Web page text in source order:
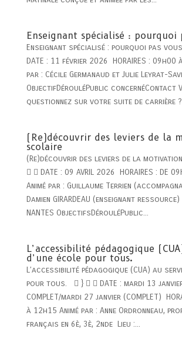
Enseignant spécialisé : pourquoi
Enseignant spécialisé : pourquoi pas
DATE : 11 février 2026 HORAIRES :
par : Cécile Germanaud et Julie Leyrat-
ObjectifDérouléPublic concernéContact
questionnez sur votre suite de carrière
(Re)découvrir des leviers de la
scolaire
(Re)découvrir des leviers de la
  DATE : 09 AVRIL 2026 HORAIRES : DE
Animé par : Guillaume Terrien
Damien GIRARDEAU (enseignant ressource)
NANTES ObjectifsDérouléPublic...
L’accessibilité pédagogique
d’une école pour tous.
L’accessibilité pédagogique (CUA) au
pour tous.  }   DATE : mardi 13
COMPLET/mardi 27 janvier (COMPLET)
à 12h15 Animé par : Anne Ordronneau,
français en 6è, 3è, 2nde Lieu :...